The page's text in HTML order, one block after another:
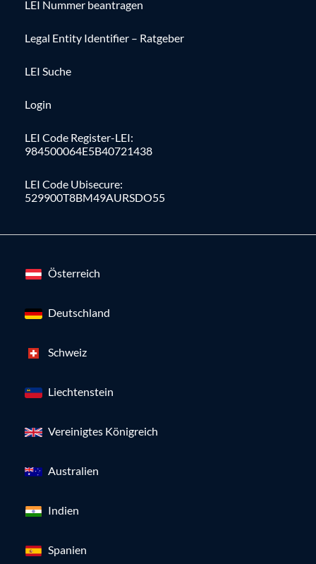
LEI Nummer beantragen
Legal Entity Identifier – Ratgeber
LEI Suche
Login
LEI Code Register-LEI:
984500064E5B40721438
LEI Code Ubisecure:
529900T8BM49AURSDO55
Österreich
Deutschland
Schweiz
Liechtenstein
Vereinigtes Königreich
Australien
Indien
Spanien